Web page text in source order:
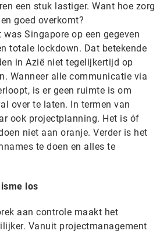
een stuk lastiger. Want hoe zorg
goed overkomt?
Singapore op een gegeven
totale lockdown. Dat betekende
in Azië niet tegelijkertijd op
Wanneer alle communicatie via
is er geen ruimte is om
over te laten. In termen van
ook projectplanning. Het is óf
niet aan oranje. Verder is het
te doen en alles te
los
aan controle maakt het
Vanuit projectmanagement